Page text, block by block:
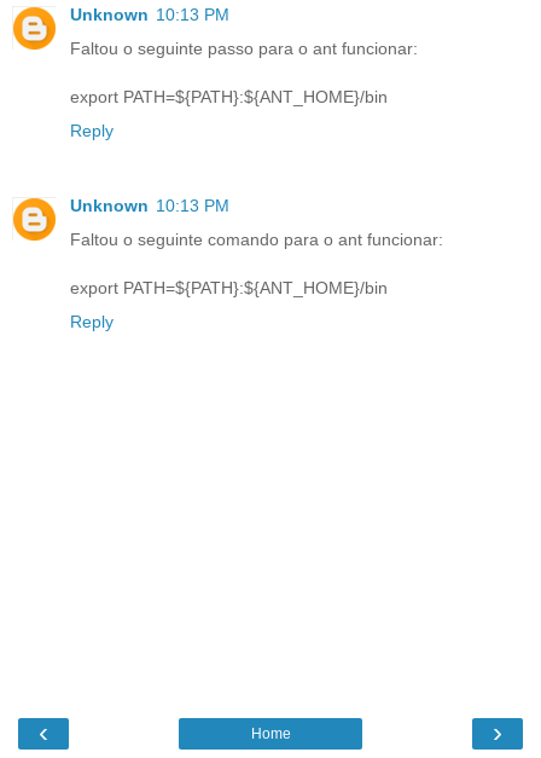
Unknown 10:13 PM
Faltou o seguinte passo para o ant funcionar:
export PATH=${PATH}:${ANT_HOME}/bin
Reply
Unknown 10:13 PM
Faltou o seguinte comando para o ant funcionar:
export PATH=${PATH}:${ANT_HOME}/bin
Reply
‹ ›
Home